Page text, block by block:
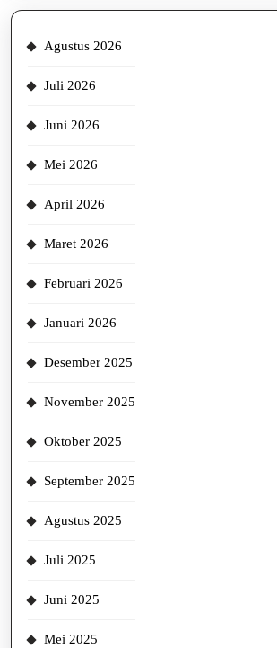
Agustus 2026
Juli 2026
Juni 2026
Mei 2026
April 2026
Maret 2026
Februari 2026
Januari 2026
Desember 2025
November 2025
Oktober 2025
September 2025
Agustus 2025
Juli 2025
Juni 2025
Mei 2025